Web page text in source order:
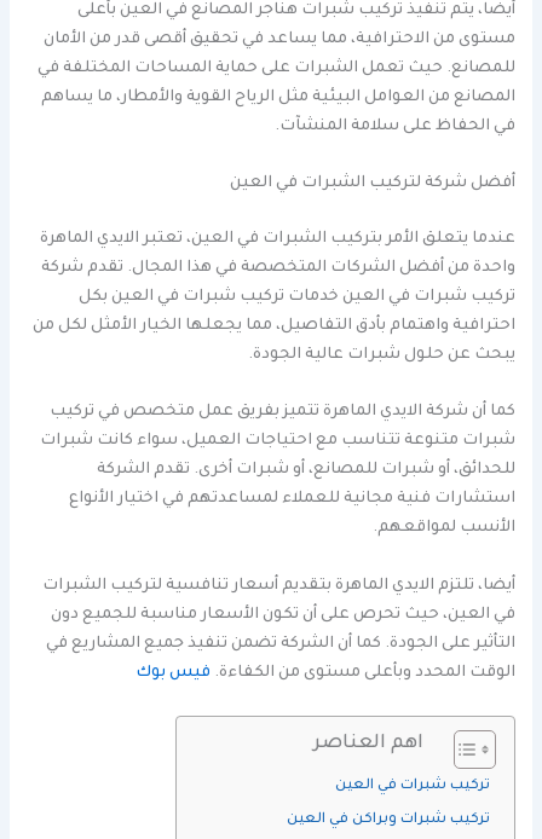
أيضا، يتم تنفيذ تركيب شبرات هناجر المصانع في العين بأعلى
مستوى من الاحترافية، مما يساعد في تحقيق أقصى قدر من الأمان
للمصانع. حيث تعمل الشبرات على حماية المساحات المختلفة في
المصانع من العوامل البيئية مثل الرياح القوية والأمطار، ما يساهم
في الحفاظ على سلامة المنشآت.
أفضل شركة لتركيب الشبرات في العين
عندما يتعلق الأمر بتركيب الشبرات في العين، تعتبر الايدي الماهرة
واحدة من أفضل الشركات المتخصصة في هذا المجال. تقدم شركة
تركيب شبرات في العين خدمات تركيب شبرات في العين بكل
احترافية واهتمام بأدق التفاصيل، مما يجعلها الخيار الأمثل لكل من
يبحث عن حلول شبرات عالية الجودة.
كما أن شركة الايدي الماهرة تتميز بفريق عمل متخصص في تركيب
شبرات متنوعة تتناسب مع احتياجات العميل، سواء كانت شبرات
للحدائق، أو شبرات للمصانع، أو شبرات أخرى. تقدم الشركة
استشارات فنية مجانية للعملاء لمساعدتهم في اختيار الأنواع
الأنسب لمواقعهم.
أيضا، تلتزم الايدي الماهرة بتقديم أسعار تنافسية لتركيب الشبرات
في العين، حيث تحرص على أن تكون الأسعار مناسبة للجميع دون
التأثير على الجودة. كما أن الشركة تضمن تنفيذ جميع المشاريع في
الوقت المحدد وبأعلى مستوى من الكفاءة. فيس بوك
اهم العناصر
تركيب شبرات في العين
تركيب شبرات وبراكن في العين